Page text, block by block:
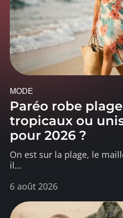
MODE
Paréo robe
tropicaux ou
pour 2026 ?
On est sur la plage, le
il…
6 août 2026